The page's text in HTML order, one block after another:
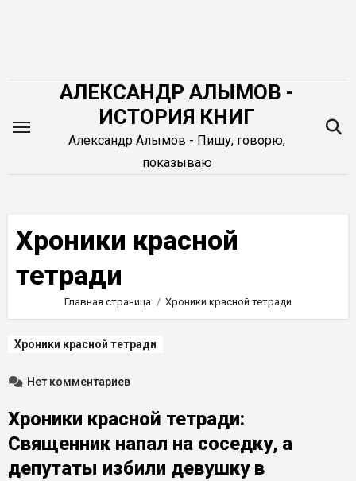
АЛЕКСАНДР АЛЫМОВ -
ИСТОРИЯ КНИГ
Александр Алымов - Пишу, говорю,
показываю
Хроники красной
тетради
Главная страница Хроники красной тетради
Хроники красной тетради
Нет комментариев
Хроники красной тетради:
Священник напал на соседку, а
депутаты избили девушку в